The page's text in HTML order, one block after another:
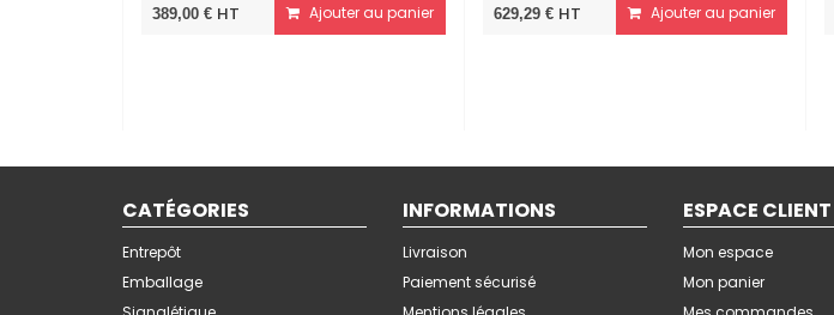
Ajouter au panier 419,00 € Ajouter au panier 537,05 €
CATÉGORIES
Entrepôt
Emballage
INFORMATIONS
Livraison
Paiement sécurisé
ESPACE CLIENT
Mon espace
Mon panier